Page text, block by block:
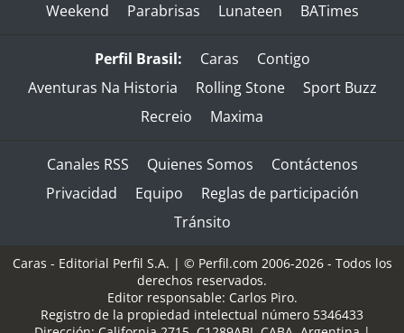
Weekend
Parabrisas Lunateen BATimes
Perfil Brasil: Caras
Contigo
Aventuras Na Historia
Rolling Stone
Sport Buzz
Recreio
Maxima
Canales RSS Quienes Somos
Contáctenos
Privacidad
Equipo
Reglas de participación
Tránsito
Caras - Editorial Perfil S.A. | © Perfil.com 2006-2026 - Todos los
derechos reservados.
Editor responsable: Carlos Piro.
Registro de la propiedad intelectual número 5346433